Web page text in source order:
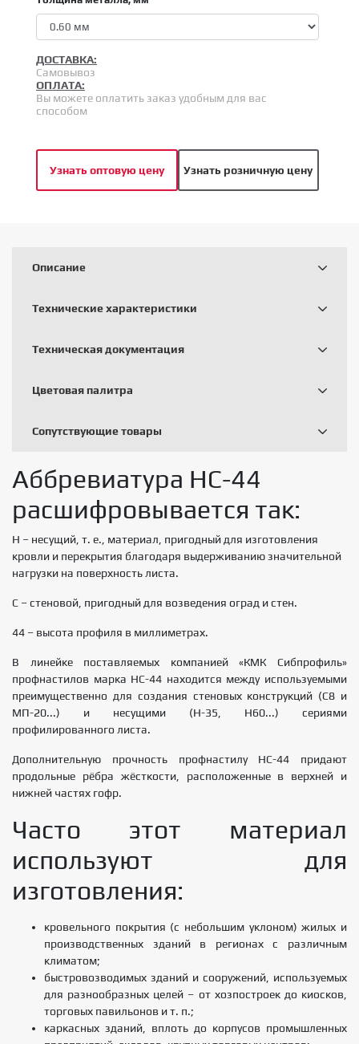
ДОСТАВКА:
Самовывоз
ОПЛАТА:
Вы можете оплатить заказ удобным для вас
способом
Узнать оптовую цену Узнать розничную цену
Описание
Технические характеристики
Техническая документация
Цветовая палитра
Сопутствующие товары
Аббревиатура НС-44
расшифровывается так:
Н – несущий, т. е., материал, пригодный для изготовления
кровли и перекрытия благодаря выдерживанию значительной
нагрузки на поверхность листа.
С – стеновой, пригодный для возведения оград и стен.
44 – высота профиля в миллиметрах.
В линейке поставляемых компанией «КМК Сибпрофиль»
профнастилов марка НС-44 находится между используемыми
преимущественно для создания стеновых конструкций (С8 и
МП-20...) и несущими (Н-35, Н60...) сериями
профилированного листа.
Дополнительную прочность профнастилу НС-44 придают
продольные рёбра жёсткости, расположенные в верхней и
нижней частях гофр.
Часто этот материал
используют для
изготовления:
кровельного покрытия (с небольшим уклоном) жилых и
производственных зданий в регионах с различным
климатом;
быстровозводимых зданий и сооружений, используемых
для разнообразных целей – от хозпостроек до киосков,
торговых павильонов и т. п.;
каркасных зданий, вплоть до корпусов промышленных